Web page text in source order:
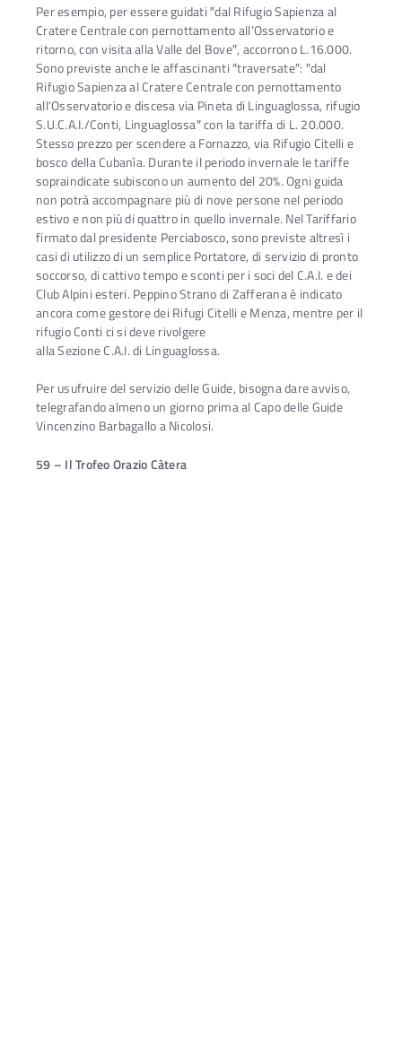
Per esempio, per essere guidati ″dal Rifugio Sapienza al
Cratere Centrale con pernottamento all’Osservatorio e
ritorno, con visita alla Valle del Bove″, accorrono L.16.000.
Sono previste anche le affascinanti ″traversate″: ″dal
Rifugio Sapienza al Cratere Centrale con pernottamento
all’Osservatorio e discesa via Pineta di Linguaglossa, rifugio
S.U.C.A.I./Conti, Linguaglossa″ con la tariffa di L. 20.000.
Stesso prezzo per scendere a Fornazzo, via Rifugio Citelli e
bosco della Cubanìa. Durante il periodo invernale le tariffe
sopraindicate subiscono un aumento del 20%. Ogni guida
non potrà accompagnare più di nove persone nel periodo
estivo e non più di quattro in quello invernale. Nel Tariffario
firmato dal presidente Perciabosco, sono previste altresì i
casi di utilizzo di un semplice Portatore, di servizio di pronto
soccorso, di cattivo tempo e sconti per i soci del C.A.I. e dei
Club Alpini esteri. Peppino Strano di Zafferana è indicato
ancora come gestore dei Rifugi Citelli e Menza, mentre per il
rifugio Conti ci si deve rivolgere
alla Sezione C.A.I. di Linguaglossa.
Per usufruire del servizio delle Guide, bisogna dare avviso,
telegrafando almeno un giorno prima al Capo delle Guide
Vincenzino Barbagallo a Nicolosi.
59 – Il Trofeo Orazio Càtera